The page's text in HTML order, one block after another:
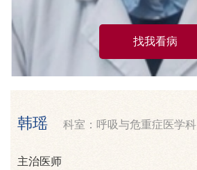
找我看病
韩瑶 科室：呼吸与危重症医学科
主治医师